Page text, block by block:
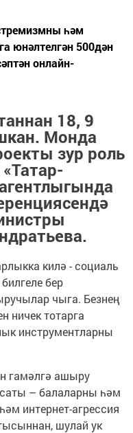
һәм
юнәлтелгән 500дән
онлайн-
18, 9
Монда
зур роль
.
килә - социаль
бер
чыга. Безнең
ничек тотарга
инструментларны
гамәлгә ашыру
– балаларны һәм
интернет-агрессия
шулай ук